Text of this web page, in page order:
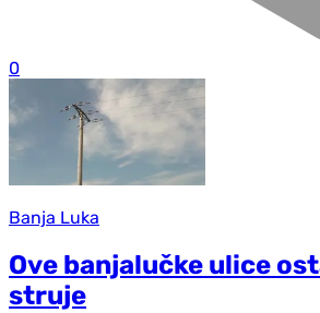
0
Banja Luka
Ove banjalučke ulice
struje